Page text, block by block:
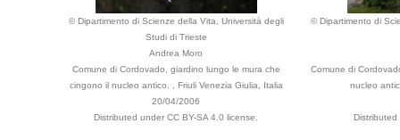
© Dipartimento di Scienze della Vita, Università degli
Studi di Trieste
Andrea Moro
Comune di Cordovado, giardino lungo le mura che
cingono il nucleo antico. , Friuli Venezia Giulia, Italia
20/04/2006
Distributed under CC BY-SA 4.0 license.
© Dipartimento di
Comune di
nucleo
Distributed